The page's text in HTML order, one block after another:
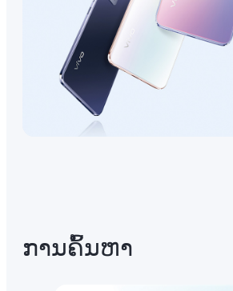
ການ​ຄົ້ນ​ຫາ